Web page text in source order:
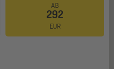
AB
292
EUR